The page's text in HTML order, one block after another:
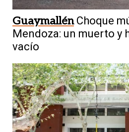
Guaymallén Choque
Mendoza: un muerto y
vacío